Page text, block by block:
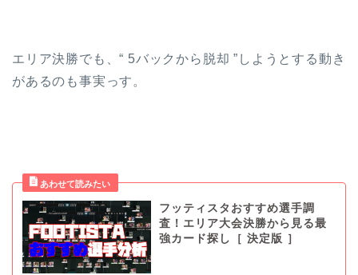
エリア決勝でも、“ 5バックから脱却 ”しようとする動き
があるのも事実っす。
フッティスタおすすめ選手調
査！エリア大会決勝から見る最
強カード探し［ 決定版 ］